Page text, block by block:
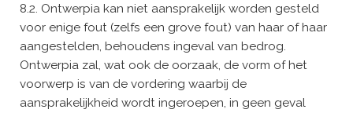
8.2. Ontwerpia kan niet aansprakelijk worden gesteld
voor enige fout (zelfs een grove fout) van haar of haar
aangestelden, behoudens ingeval van bedrog.
Ontwerpia zal, wat ook de oorzaak, de vorm of het
voorwerp is van de vordering waarbij de
aansprakelijkheid wordt ingeroepen, in geen geval